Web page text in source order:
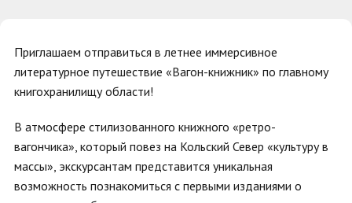
Приглашаем отправиться в летнее иммерсивное
литературное путешествие «Вагон-книжник» по главному
книгохранилищу области!
В атмосфере стилизованного книжного «ретро-
вагончика», который повез на Кольский Север «культуру в
массы», экскурсантам представится уникальная
возможность познакомиться с первыми изданиями о